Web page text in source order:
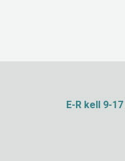
E-R kell 9-17